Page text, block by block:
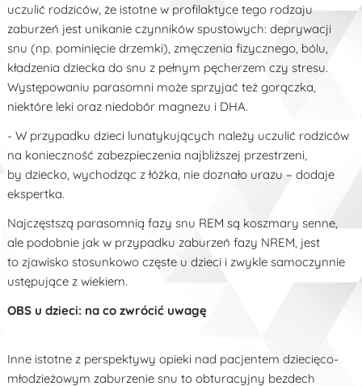
uczulić rodziców, że istotne w profilaktyce tego rodzaju
zaburzeń jest unikanie czynników spustowych: deprywacji
snu (np. pominięcie drzemki), zmęczenia fizycznego, bólu,
kładzenia dziecka do snu z pełnym pęcherzem czy stresu.
Występowaniu parasomni może sprzyjać też gorączka,
niektóre leki oraz niedobór magnezu i DHA.
- W przypadku dzieci lunatykujących należy uczulić rodziców
na konieczność zabezpieczenia najbliższej przestrzeni,
by dziecko, wychodząc z łóżka, nie doznało urazu – dodaje
ekspertka.
Najczęstszą parasomnią fazy snu REM są koszmary senne,
ale podobnie jak w przypadku zaburzeń fazy NREM, jest
to zjawisko stosunkowo częste u dzieci i zwykle samoczynnie
ustępujące z wiekiem.
OBS u dzieci: na co zwrócić uwagę
Inne istotne z perspektywy opieki nad pacjentem dziecięco-
młodzieżowym zaburzenie snu to obturacyjny bezdech